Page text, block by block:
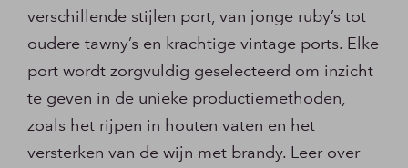
verschillende stijlen port, van jonge ruby’s tot
oudere tawny’s en krachtige vintage ports. Elke
port wordt zorgvuldig geselecteerd om inzicht
te geven in de unieke productiemethoden,
zoals het rijpen in houten vaten en het
versterken van de wijn met brandy. Leer over